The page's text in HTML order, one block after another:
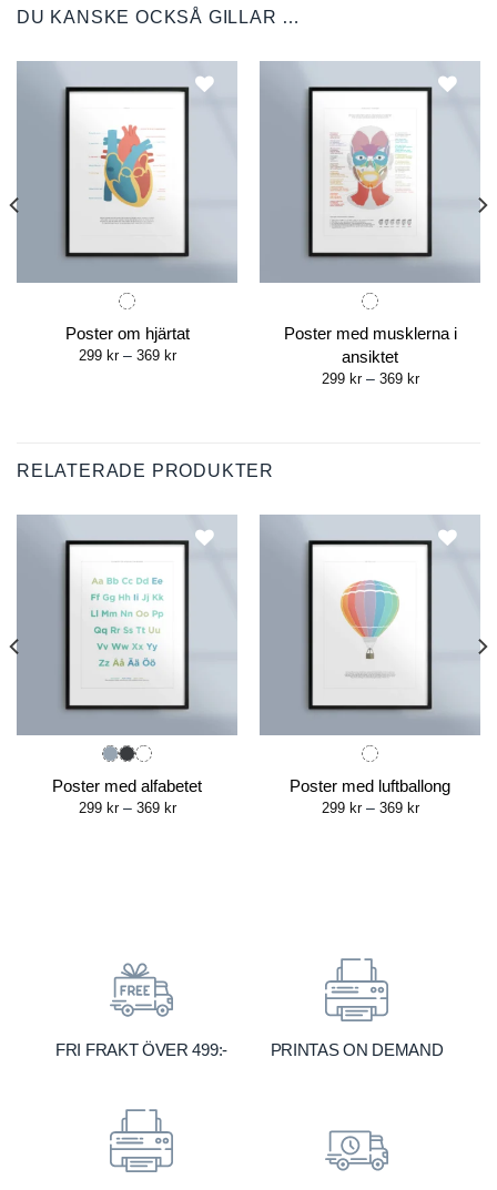
DU KANSKE OCKSÅ GILLAR …
Poster om hjärtat
299 kr – 369 krPrice
Poster med musklerna i
ansiktet
299 kr – 369 krPrice
RELATERADE PRODUKTER
Poster med alfabetet
299 kr – 369 krPrice
Poster med luftballong
299 kr – 369 krPrice
FRI FRAKT ÖVER 499:- PRINTAS ON DEMAND